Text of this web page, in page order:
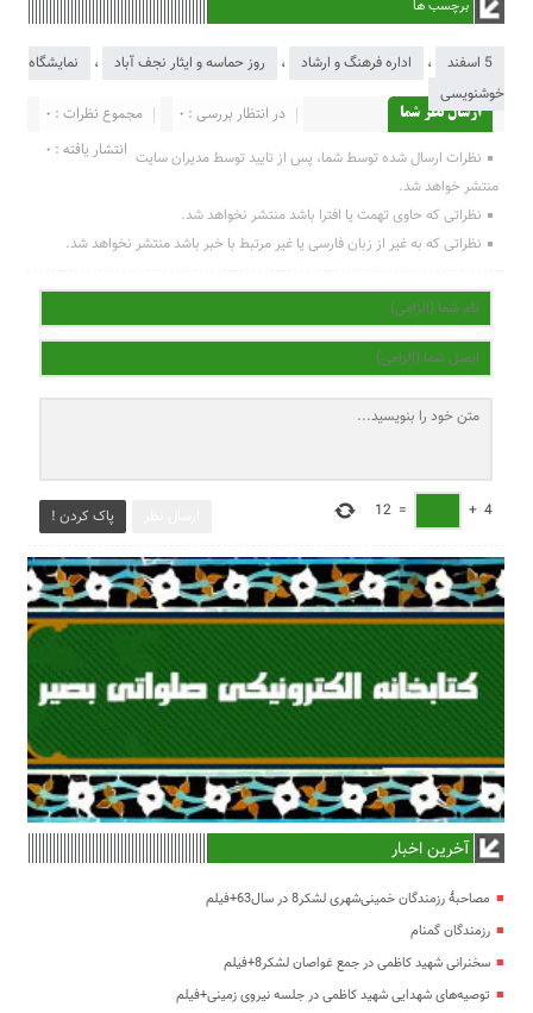
برچسب ها
5 اسفند ، اداره فرهنگ و ارشاد ، روز حماسه و ایثار نجف آباد ،
نمایشگاه
خوشنویسی
ارسال نظر شما مجموع نظرات : 0
در انتظار بررسی : 0
انتشار یافته : 0 نظرات ارسال شده توسط شما، پس از تایید توسط مدیران سایت
منتشر خواهد شد.
نظراتی که حاوی تهمت یا افترا باشد منتشر نخواهد شد.
نظراتی که به غیر از زبان فارسی یا غیر مرتبط با خبر باشد منتشر نخواهد شد.
پاک کردن ! 4
+
=
12
آخرین اخبار
مصاحبۀ رزمندگان خمینی‌شهری لشکر8 در سال63+فیلم
رزمندگان گمنام
سخنرانی شهید کاظمی در جمع غواصان لشکر8+فیلم
توصیه‌های شهدایی شهید کاظمی در جلسه نیروی زمینی+فیلم